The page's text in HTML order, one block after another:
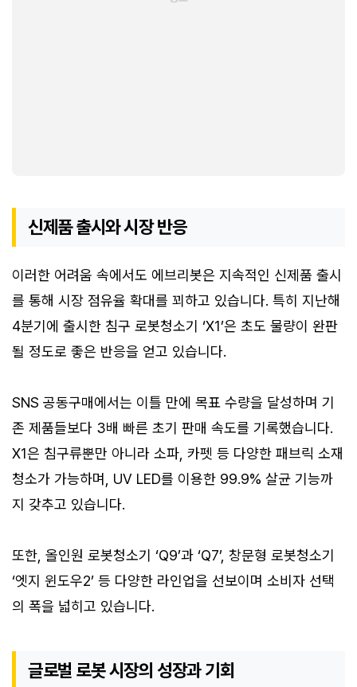
신제품 출시와 시장 반응
이러한 어려움 속에서도 에브리봇은 지속적인 신제품 출시
를 통해 시장 점유율 확대를 꾀하고 있습니다. 특히 지난해
4분기에 출시한 침구 로봇청소기 ‘X1’은 초도 물량이 완판
될 정도로 좋은 반응을 얻고 있습니다.
SNS 공동구매에서는 이틀 만에 목표 수량을 달성하며 기
존 제품들보다 3배 빠른 초기 판매 속도를 기록했습니다.
X1은 침구류뿐만 아니라 소파, 카펫 등 다양한 패브릭 소재
청소가 가능하며, UV LED를 이용한 99.9% 살균 기능까
지 갖추고 있습니다.
또한, 올인원 로봇청소기 ‘Q9’과 ‘Q7’, 창문형 로봇청소기
‘엣지 윈도우2’ 등 다양한 라인업을 선보이며 소비자 선택
의 폭을 넓히고 있습니다.
글로벌 로봇 시장의 성장과 기회